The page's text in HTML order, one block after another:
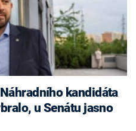
kandidáta
u Senátu jasno